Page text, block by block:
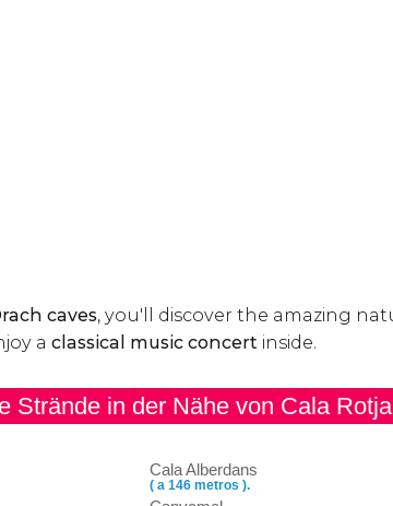
Strände in der Nähe von Cala Rotja
Cala Alberdans
( a 146 metros ).